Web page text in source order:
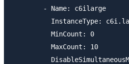
        - Name: c6ilarge
InstanceType:
          MinCount: 0
          MaxCount: 10